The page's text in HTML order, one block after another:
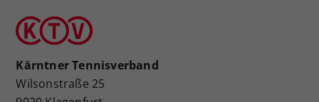
Kärntner Tennisverband
Wilsonstraße 25